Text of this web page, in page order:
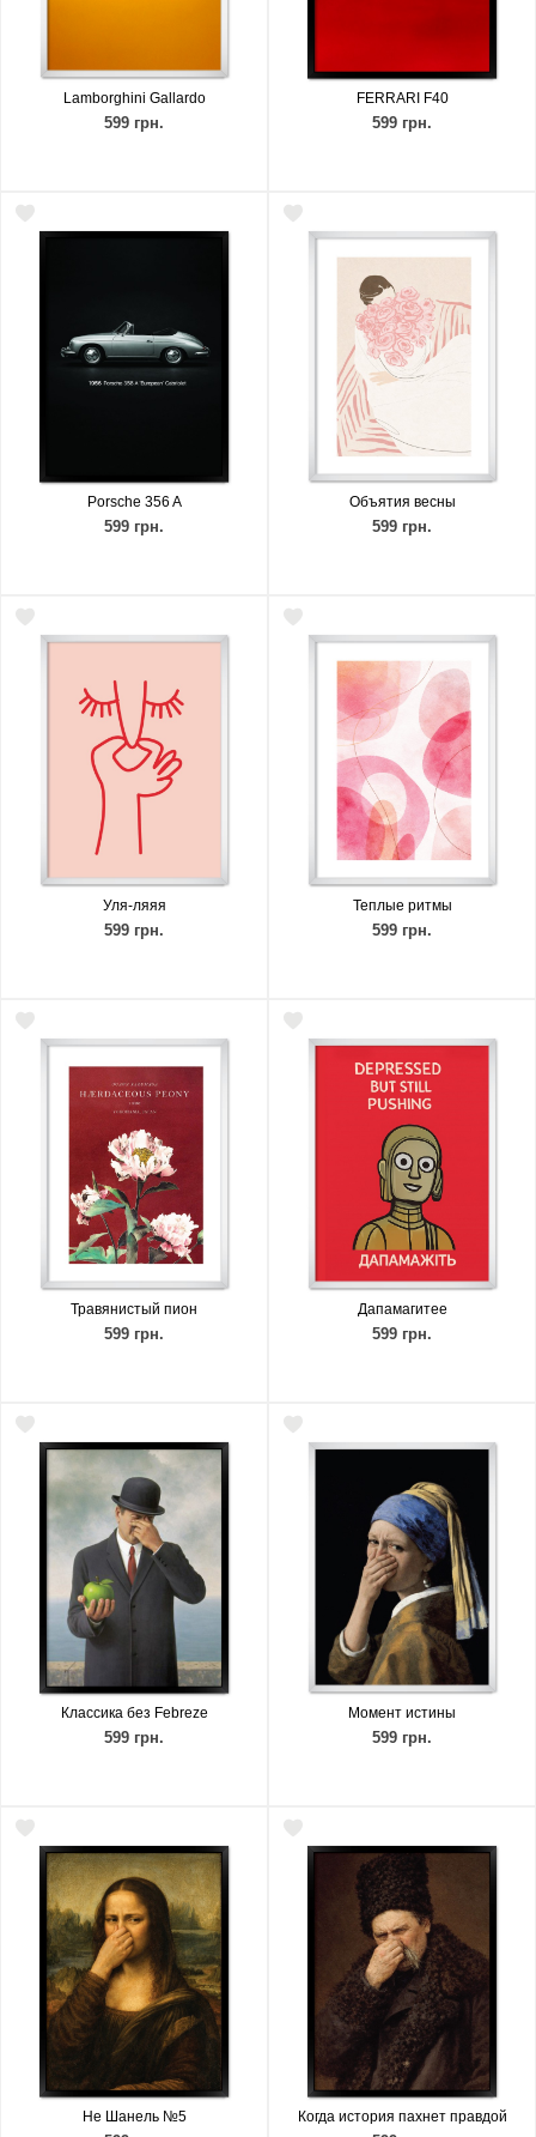
Lamborghini Gallardo
599 грн.
FERRARI F40
599 грн.
Porsche 356 A
599 грн.
Объятия весны
599 грн.
Уля-ляяя
599 грн.
Теплые ритмы
599 грн.
Травянистый пион
599 грн.
Дапамагитее
599 грн.
Классика без Febreze
599 грн.
Момент истины
599 грн.
Не Шанель №5 Когда история пахнет правдой